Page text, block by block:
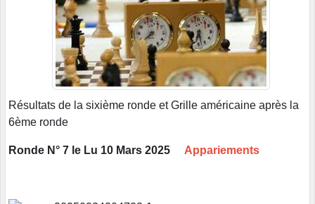
Résultats de la sixième ronde et Grille américaine après la
6ème ronde
Ronde N° 7 le Lu 10 Mars 2025 Appariements